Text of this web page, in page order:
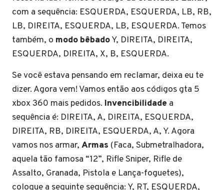
com a sequência: ESQUERDA, ESQUERDA, LB, RB,
LB, DIREITA, ESQUERDA, LB, ESQUERDA. Temos
também, o modo bêbadoY, DIREITA, DIREITA,
ESQUERDA, DIREITA, X, B, ESQUERDA.
Se você estava pensando em reclamar, deixa eu te
dizer. Agora vem! Vamos então aos códigos gta 5
xbox 360 mais pedidos. Invencibilidade a
sequência é: DIREITA, A, DIREITA, ESQUERDA,
DIREITA, RB, DIREITA, ESQUERDA, A, Y. Agora
vamos nos armar, Armas (Faca, Submetralhadora,
aquela tão famosa “12”, Rifle Sniper, Rifle de
Assalto, Granada, Pistola e Lança-foguetes),
coloque a seguinte sequência: Y, RT, ESQUERDA,